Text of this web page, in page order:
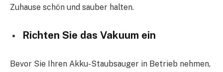
Zuhause schön und sauber halten.
Richten Sie das Vakuum ein
Bevor Sie Ihren Akku-Staubsauger in Betrieb nehmen,